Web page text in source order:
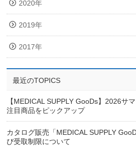
2020年
2019年
2017年
最近のTOPICS
【MEDICAL SUPPLY GooDs】2026サ
注目商品をピックアップ
カタログ販売「MEDICAL SUPPLY
び受取制限について